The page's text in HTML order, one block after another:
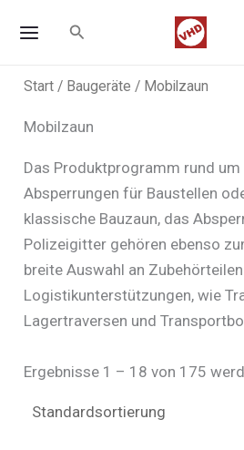
Inhalt
Suchen
Start / Baugeräte / Mobilzaun
Mobilzaun
Das Produktprogramm rund
Absperrungen für Baustellen
klassische Bauzaun, das
Polizeigitter gehören ebenso
breite Auswahl an
Logistikunterstützungen, wie
Lagertraversen und
Ergebnisse 1 – 18 von 175